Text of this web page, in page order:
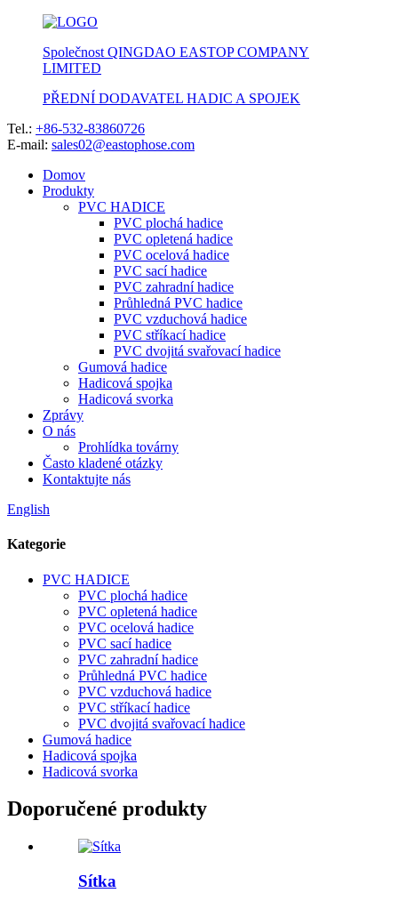
Společnost QINGDAO EASTOP COMPANY
LIMITED
PŘEDNÍ DODAVATEL HADIC A SPOJEK
Tel.: +86-532-83860726
E-mail: sales02@eastophose.com
Domov
Produkty
PVC HADICE
PVC plochá hadice
PVC opletená hadice
PVC ocelová hadice
PVC sací hadice
PVC zahradní hadice
Průhledná PVC hadice
PVC vzduchová hadice
PVC stříkací hadice
PVC dvojitá svařovací hadice
Gumová hadice
Hadicová spojka
Hadicová svorka
Zprávy
O nás
Prohlídka továrny
Často kladené otázky
Kontaktujte nás
English
Kategorie
PVC HADICE
PVC plochá hadice
PVC opletená hadice
PVC ocelová hadice
PVC sací hadice
PVC zahradní hadice
Průhledná PVC hadice
PVC vzduchová hadice
PVC stříkací hadice
PVC dvojitá svařovací hadice
Gumová hadice
Hadicová spojka
Hadicová svorka
Doporučené produkty
Sítka